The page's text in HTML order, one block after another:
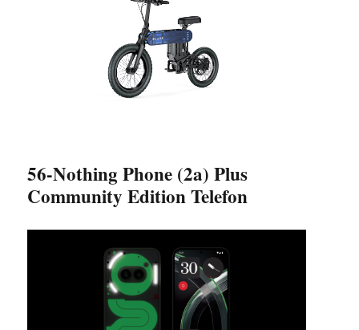
56-Nothing Phone (2a) Plus
Community Edition Telefon